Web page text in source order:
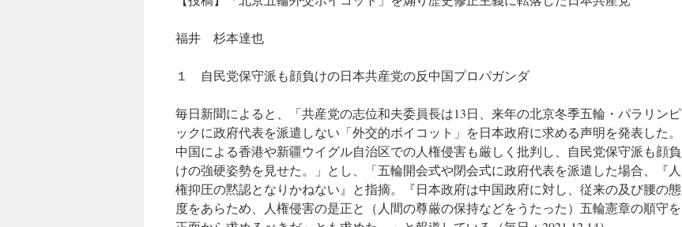
福井 杉本達也
１ 自民党保守派も顔負けの日本共産党の反中国プロパガンダ
毎日新聞によると、「共産党の志位和夫委員長は13日、来年の北京冬季五輪・パラリンピ
ックに政府代表を派遣しない「外交的ボイコット」を日本政府に求める声明を発表した。
中国による香港や新疆ウイグル自治区での人権侵害も厳しく批判し、自民党保守派も顔負
けの強硬姿勢を見せた。」とし、「五輪開会式や閉会式に政府代表を派遣した場合、『人
権抑圧の黙認となりかねない』と指摘。『日本政府は中国政府に対し、従来の及び腰の態
度をあらため、人権侵害の是正と（人間の尊厳の保持などをうたった）五輪憲章の順守を